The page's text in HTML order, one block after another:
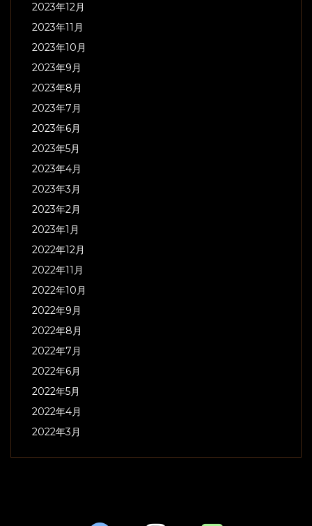
2023年12月
2023年11月
2023年10月
2023年9月
2023年8月
2023年7月
2023年6月
2023年5月
2023年4月
2023年3月
2023年2月
2023年1月
2022年12月
2022年11月
2022年10月
2022年9月
2022年8月
2022年7月
2022年6月
2022年5月
2022年4月
2022年3月